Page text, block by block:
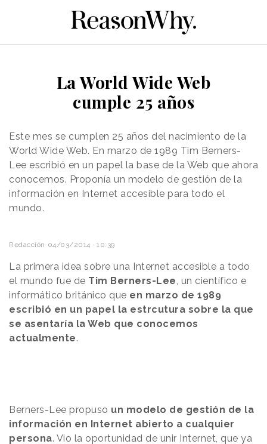
La World Wide Web
cumple 25 años
Este mes se cumplen 25 años del nacimiento de la
World Wide Web. En marzo de 1989 Tim Berners-
Lee escribió en un papel la base de la Web que ahora
conocemos. Proponía un modelo de gestión de la
información en Internet accesible para todo el
mundo.
Redacción 04/03/2014 · 10:39
La primera idea sobre una Internet accesible a todo
el mundo fue de Tim Berners-Lee , un científico e
informático británico que en marzo de 1989
escribió en un papel la estrcutura sobre la que
se asentaría la Web que conocemos
actualmente.
Berners-Lee propuso un modelo de gestión de la
información en Internet abierto a cualquier
persona. Vio la oportunidad de unir Internet, que ya